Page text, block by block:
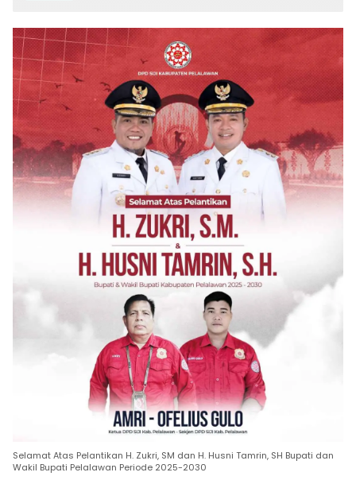
Selamat Atas Pelantikan H. Zukri, SM dan H. Husni Tamrin, SH Bupati dan
Wakil Bupati Pelalawan Periode 2025-2030